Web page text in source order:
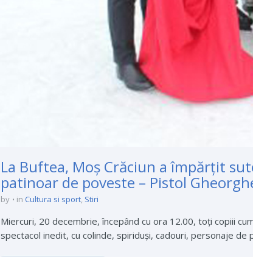
La Buftea, Moş Crăciun a împărţit
patinoar de poveste – Pistol
by in Cultura si sport Stiri
Miercuri, 20 decembrie, începând cu ora 12.00, toți copiii
spectacol inedit, cu colinde, spiriduși, cadouri, personaje de